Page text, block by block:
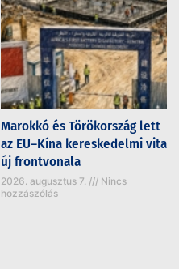
Marokkó és Törökország lett
az EU–Kína kereskedelmi vita
új frontvonala
2026. augusztus 7.
Nincs
hozzászólás